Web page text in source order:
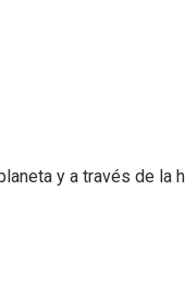
y a través de la